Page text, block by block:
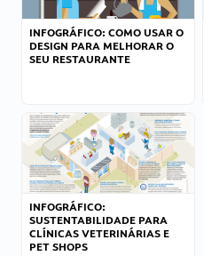
INFOGRÁFICO: COMO USAR O
DESIGN PARA MELHORAR O
SEU RESTAURANTE
INFOGRÁFICO:
SUSTENTABILIDADE PARA
CLÍNICAS VETERINÁRIAS E
PET SHOPS